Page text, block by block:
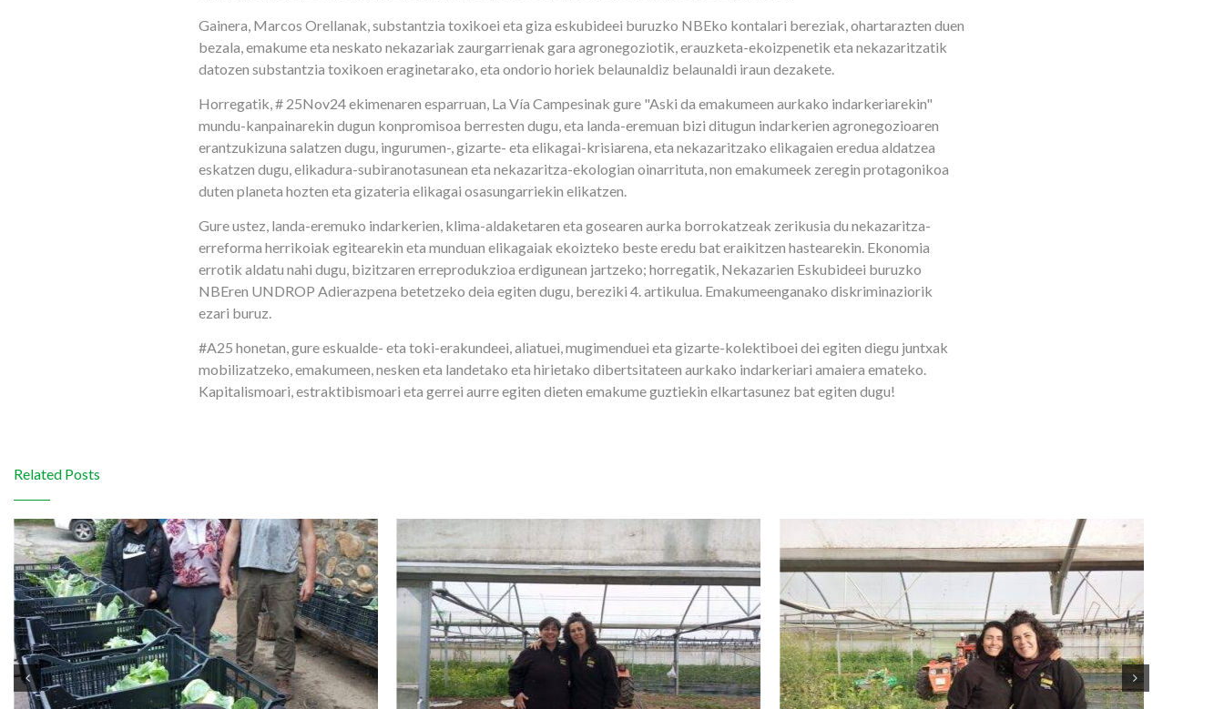
Gainera, Marcos Orellanak, substantzia toxikoei eta giza eskubideei buruzko NBEko kontalari bereziak, ohartarazten duen
bezala, emakume eta neskato nekazariak zaurgarrienak gara agronegoziotik, erauzketa-ekoizpenetik eta nekazaritzatik
datozen substantzia toxikoen eraginetarako, eta ondorio horiek belaunaldiz belaunaldi iraun dezakete.
Horregatik, # 25Nov24 ekimenaren esparruan, La Vía Campesinak gure "Aski da emakumeen aurkako indarkeriarekin"
mundu-kanpainarekin dugun konpromisoa berresten dugu, eta landa-eremuan bizi ditugun indarkerien agronegozioaren
erantzukizuna salatzen dugu, ingurumen-, gizarte- eta elikagai-krisiarena, eta nekazaritzako elikagaien eredua aldatzea
eskatzen dugu, elikadura-subiranotasunean eta nekazaritza-ekologian oinarrituta, non emakumeek zeregin protagonikoa
duten planeta hozten eta gizateria elikagai osasungarriekin elikatzen.
Gure ustez, landa-eremuko indarkerien, klima-aldaketaren eta gosearen aurka borrokatzeak zerikusia du nekazaritza-
erreforma herrikoiak egitearekin eta munduan elikagaiak ekoizteko beste eredu bat eraikitzen hastearekin. Ekonomia
errotik aldatu nahi dugu, bizitzaren erreprodukzioa erdigunean jartzeko; horregatik, Nekazarien Eskubideei buruzko
NBEren UNDROP Adierazpena betetzeko deia egiten dugu, bereziki 4. artikulua. Emakumeenganako diskriminaziorik
ezari buruz.
#A25 honetan, gure eskualde- eta toki-erakundeei, aliatuei, mugimenduei eta gizarte-kolektiboei dei egiten diegu juntxak
mobilizatzeko, emakumeen, nesken eta landetako eta hirietako dibertsitateen aurkako indarkeriari amaiera emateko.
Kapitalismoari, estraktibismoari eta gerrei aurre egiten dieten emakume guztiekin elkartasunez bat egiten dugu!
Related Posts